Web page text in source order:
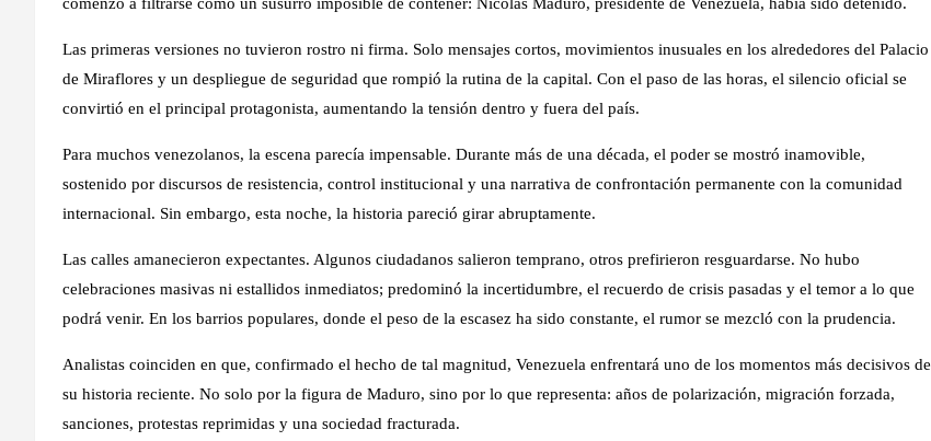
Las primeras versiones no tuvieron rostro ni firma. Solo mensajes cortos, movimientos inusuales en los alrededores del Palacio
de Miraflores y un despliegue de seguridad que rompió la rutina de la capital. Con el paso de las horas, el silencio oficial se
convirtió en el principal protagonista, aumentando la tensión dentro y fuera del país.
Para muchos venezolanos, la escena parecía impensable. Durante más de una década, el poder se mostró inamovible,
sostenido por discursos de resistencia, control institucional y una narrativa de confrontación permanente con la comunidad
internacional. Sin embargo, esta noche, la historia pareció girar abruptamente.
Las calles amanecieron expectantes. Algunos ciudadanos salieron temprano, otros prefirieron resguardarse. No hubo
celebraciones masivas ni estallidos inmediatos; predominó la incertidumbre, el recuerdo de crisis pasadas y el temor a lo que
podrá venir. En los barrios populares, donde el peso de la escasez ha sido constante, el rumor se mezcló con la prudencia.
Analistas coinciden en que, confirmado el hecho de tal magnitud, Venezuela enfrentará uno de los momentos más decisivos de
su historia reciente. No solo por la figura de Maduro, sino por lo que representa: años de polarización, migración forzada,
sanciones, protestas reprimidas y una sociedad fracturada.